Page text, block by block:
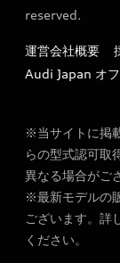
reserved.
運営会社概要
Audi Japan オ
※当サイトに掲
らの型式認可取
異なる場合がご
※最新モデルの
ございます。詳
ください。